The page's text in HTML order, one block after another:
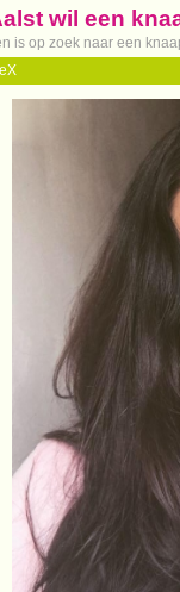
wil een
is op zoek naar een